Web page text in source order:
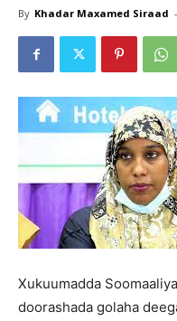
By Khadar Maxamed Siraad -
Xukuumadda
doorashada golaha